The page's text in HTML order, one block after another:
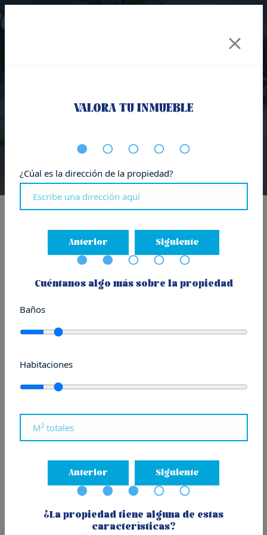
Cómo Vender una Nuda
Propiedad en Donostia
Publicado el 16/06/2025
Donostia - San Sebastián Noticias de Residencial y Retail
Guía práctica sobre un tipo
de compraventa en auge
en Donostia
VALORA TU INMUEBLE
¿Cúal es la dirección de la propiedad?
Anterior Siguiente
Cuéntanos algo más sobre la propiedad
Baños
Habitaciones
Anterior Siguiente
¿La propiedad tiene alguna de estas
características?